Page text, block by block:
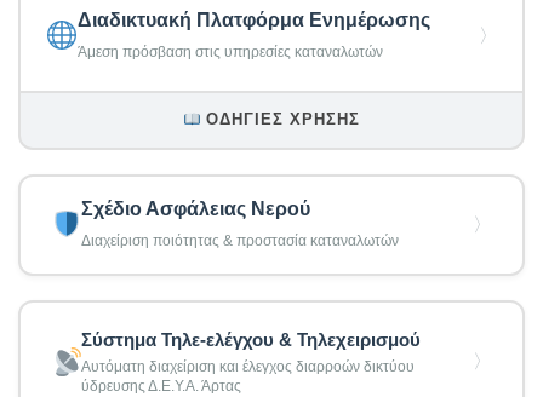
Διαδικτυακή Πλατφόρμα Ενημέρωσης
Άμεση πρόσβαση στις υπηρεσίες καταναλωτών
〉
ΟΔΗΓΊΕΣ ΧΡΉΣΗΣ
Σχέδιο Ασφάλειας Νερού
Διαχείριση ποιότητας & προστασία καταναλωτών
〉
Σύστημα Τηλε-ελέγχου & Τηλεχειρισμού
Αυτόματη διαχείριση και έλεγχος διαρροών δικτύου
ύδρευσης Δ.Ε.Υ.Α. Άρτας
〉